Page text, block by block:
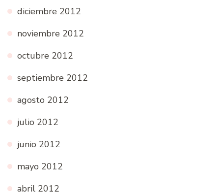
diciembre 2012
noviembre 2012
octubre 2012
septiembre 2012
agosto 2012
julio 2012
junio 2012
mayo 2012
abril 2012